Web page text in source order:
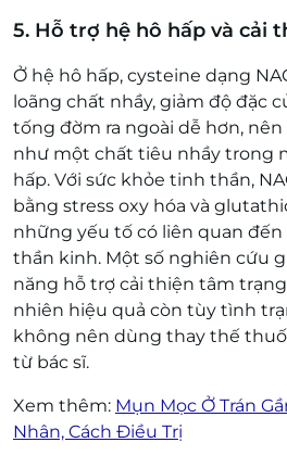
5. Hỗ trợ hệ hô hấp và cải
Ở hệ hô hấp, cysteine dạng
loãng chất nhầy, giảm độ đặc
tống đờm ra ngoài dễ hơn,
như một chất tiêu nhầy trong
hấp. Với sức khỏe tinh thần,
bằng stress oxy hóa và
những yếu tố có liên quan
thần kinh. Một số nghiên cứu
năng hỗ trợ cải thiện tâm
nhiên hiệu quả còn tùy tình
không nên dùng thay thế
từ bác sĩ.
Xem thêm: Mụn Mọc Ở Trán
Nhân, Cách Điều Trị